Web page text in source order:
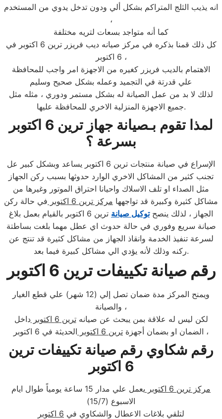
انه يذيب الثلج المتراكم بشكل ألي ودون تدخل يدوي من المستخدم
،
كما أنه متواجد بسعات لتريه مختلفة
كل ذلك قمنا بذكره في مركز صيانه ديب فريزر ترين 6 اكتوبر في
6 اكتوبر ،
الاهتمام بالديب فريزر كغيره من الاجهزة امر واجب للمحافظة
علي قدرتة في التجميد وعمله بشكل صحيح وسليم
لذلك لا بد من عمل الصيانة له بشكل مستمر ودوري ، مثله مثل
جميع الاجهزة المنزلية الاخري للمحافظة عليها.
لمذا تقوم بـصيانة جهاز ترين 6 اكتوبر
بسرعة ؟
الإسراع في صيانة منتجات ترين 6 اكتوبر يساعد وبشكل كبير عل
تجنب كثير من المشاكل الاخري الوارد حدوثها بسبب ركن الجهاز
مثل الصداء او تلف الاسلاك واحيانا احتراق الموتور وغيرها من
مشاكل كثيرة وكبيرة قد تواجهها مركز ترين 6 اكتوبر
في حالة ركن
الجهاز ، لذلك ينصحتوكيل صيانة
ترين 6 اكتوبر بالقيام بعمل بلاغ
صيانة سريع وفوري في حالة حدوث اي عطل مهما بلغت بساطتة
لسرعة تنفيذ الخدمة وانقاذ الجهاز من مشاكل كثيرة قد تنتج عن
ركنه وذلك لأنه يؤدي الي مشاكل كبيرة فيما بعد.
رقم صيانة تكييفات ترين 6 اكتوبر
ويمنح المركز مدة ضمان تصل إلي (12 شهر) علي قطع الغيار
والصيانة ،
لكن ليس له علاقة بمن يبحث عن صيانهترين 6 اكتوبر
داخل
الضمان او بضمان أجهزة ترين 6 اكتوبر الحديثة في 6 اكتوبر ،
رقم شكاوي رقم صيانة تكييفات ترين
6 اكتوبر
مركز ترين 6 اكتوبر
يعمل علي مدار 15 ساعة يومياً طوال ايام
الاسبوع (15/7)
لتلقي بلاغات الاعطال والشكاوي في 6 اكتوبر